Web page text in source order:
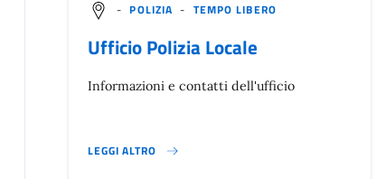
- POLIZIA - TEMPO LIBERO
Ufficio Polizia Locale
Informazioni e contatti dell'ufficio
LEGGI ALTRO
}